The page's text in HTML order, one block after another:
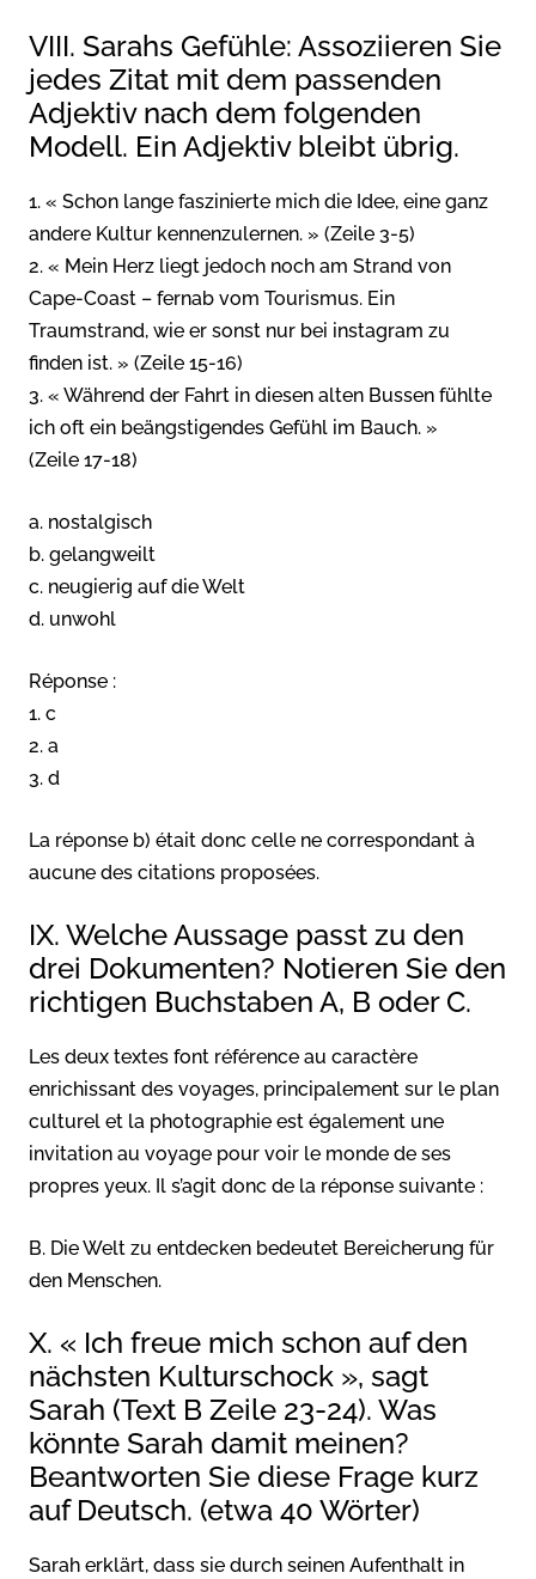
VIII. Sarahs Gefühle: Assoziieren Sie
jedes Zitat mit dem passenden
Adjektiv nach dem folgenden
Modell. Ein Adjektiv bleibt übrig.
1. « Schon lange faszinierte mich die Idee, eine ganz
andere Kultur kennenzulernen. » (Zeile 3-5)
2. « Mein Herz liegt jedoch noch am Strand von
Cape-Coast – fernab vom Tourismus. Ein
Traumstrand, wie er sonst nur bei instagram zu
finden ist. » (Zeile 15-16)
3. « Während der Fahrt in diesen alten Bussen fühlte
ich oft ein beängstigendes Gefühl im Bauch. »
(Zeile 17-18)
a. nostalgisch
b. gelangweilt
c. neugierig auf die Welt
d. unwohl
Réponse :
1. c
2. a
3. d
La réponse b) était donc celle ne correspondant à
aucune des citations proposées.
IX. Welche Aussage passt zu den
drei Dokumenten? Notieren Sie den
richtigen Buchstaben A, B oder C.
Les deux textes font référence au caractère
enrichissant des voyages, principalement sur le plan
culturel et la photographie est également une
invitation au voyage pour voir le monde de ses
propres yeux. Il s’agit donc de la réponse suivante :
B. Die Welt zu entdecken bedeutet Bereicherung für
den Menschen.
X. « Ich freue mich schon auf den
nächsten Kulturschock », sagt
Sarah (Text B Zeile 23-24). Was
könnte Sarah damit meinen?
Beantworten Sie diese Frage kurz
auf Deutsch. (etwa 40 Wörter)
Sarah erklärt, dass sie durch seinen Aufenthalt in